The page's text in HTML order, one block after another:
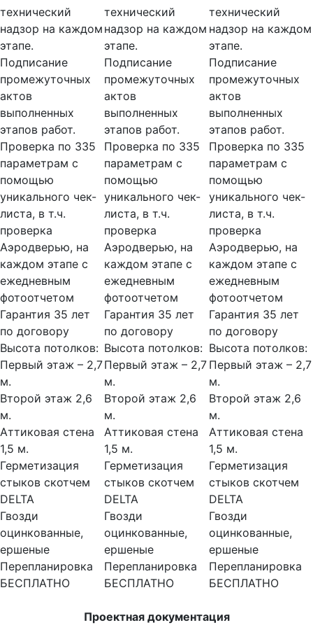
технический
надзор на каждом
этапе.
Подписание
промежуточных
актов
выполненных
этапов работ.
Проверка по 335
параметрам с
помощью
уникального чек-
листа, в т.ч.
проверка
Аэродверью, на
каждом этапе с
ежедневным
фотоотчетом
Гарантия 35 лет
по договору
Высота потолков:
Первый этаж – 2,7
м.
Второй этаж 2,6
м.
Аттиковая стена
1,5 м.
Герметизация
стыков скотчем
DELTA
Гвозди
оцинкованные,
ершеные
Перепланировка
БЕСПЛАТНО
технический
надзор на каждом
этапе.
Подписание
промежуточных
актов
выполненных
этапов работ.
Проверка по 335
параметрам с
помощью
уникального чек-
листа, в т.ч.
проверка
Аэродверью, на
каждом этапе с
ежедневным
фотоотчетом
Гарантия 35 лет
по договору
Высота потолков:
Первый этаж – 2,7
м.
Второй этаж 2,6
м.
Аттиковая стена
1,5 м.
Герметизация
стыков скотчем
DELTA
Гвозди
оцинкованные,
ершеные
Перепланировка
БЕСПЛАТНО
технический
надзор на каждом
этапе.
Подписание
промежуточных
актов
выполненных
этапов работ.
Проверка по 335
параметрам с
помощью
уникального чек-
листа, в т.ч.
проверка
Аэродверью, на
каждом этапе с
ежедневным
фотоотчетом
Гарантия 35 лет
по договору
Высота потолков:
Первый этаж – 2,7
м.
Второй этаж 2,6
м.
Аттиковая стена
1,5 м.
Герметизация
стыков скотчем
DELTA
Гвозди
оцинкованные,
ершеные
Перепланировка
БЕСПЛАТНО
Проектная документация